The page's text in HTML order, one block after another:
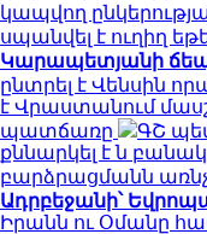
կապվող
սպանվել է ուղիղ
Կարապետյանի
ընտրել է Վենսին
է Վրաստանում
պատճառը
ԳՇ
քննարկել է ն
բարձրացմանն
Ադրբեջանի՝
Իրանն ու Օմանը